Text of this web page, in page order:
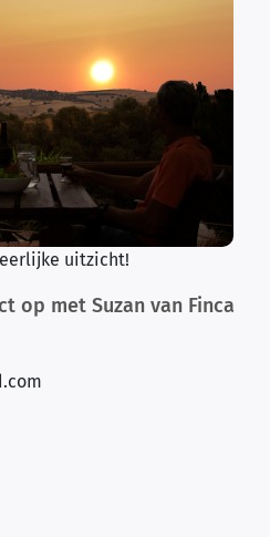
uitzicht!
op met Suzan van Finca